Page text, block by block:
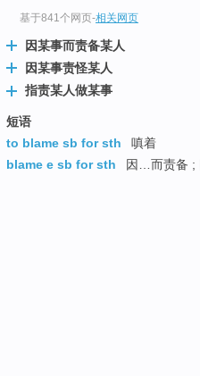
基于841个网页-相关网页
因某事而责备某人
因某事责怪某人
指责某人做某事
短语
to blame sb for sth
嗔着
blame e sb for sth
因…而责备 ;